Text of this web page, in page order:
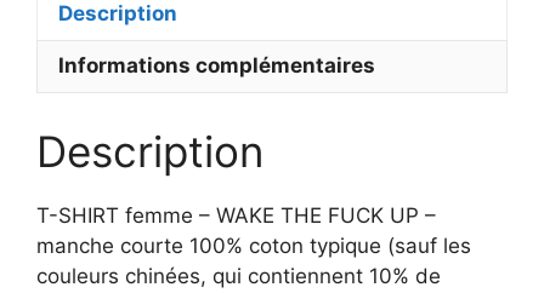
UN
ANGE
courte
Description
Informations complémentaires
Description
T-SHIRT femme – WAKE THE FUCK UP –
manche courte 100% coton typique (sauf les
couleurs chinées, qui contiennent 10% de